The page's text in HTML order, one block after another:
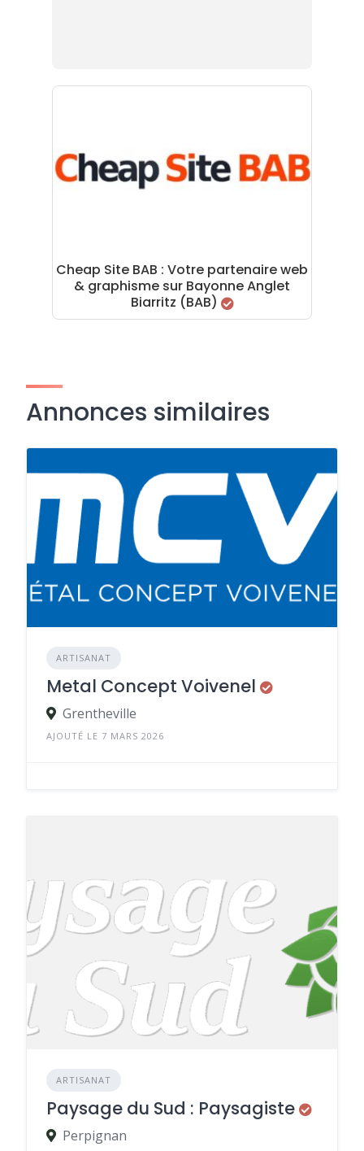
Cheap Site BAB : Votre partenaire web
& graphisme sur Bayonne Anglet
Biarritz (BAB)
Annonces similaires
ARTISANAT
Metal Concept Voivenel
Grentheville
AJOUTÉ LE 7 MARS 2026
ARTISANAT
Paysage du Sud : Paysagiste
Perpignan